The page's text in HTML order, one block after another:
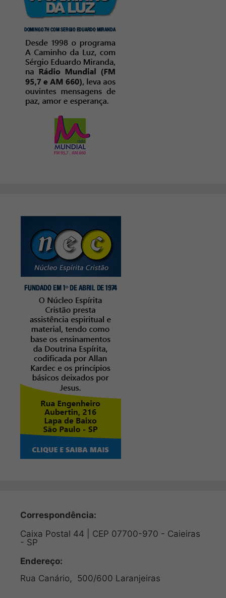
Correspondência:
Caixa Postal 44 | CEP 07700-970 - Caieiras
- SP
Endereço:
Rua Canário, 500/600 Laranjeiras